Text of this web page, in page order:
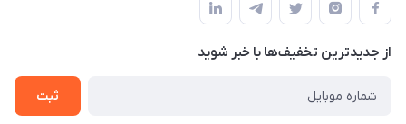
لیست محصولات
درباره ما
حریم خصوصی
راهنما
از جدید‌ترین تخفیف‌ها با‌ خبر شوید
ثبت